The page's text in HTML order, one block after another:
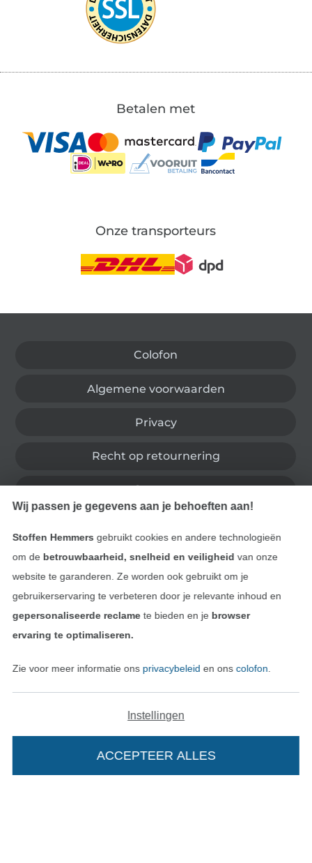
Betalen met
Onze transporteurs
Colofon
Algemene voorwaarden
Privacy
Recht op retournering
Contact
Vind meer inspiratie
Nederlands
Wissel naar deFrançais
Wissel naar de
Wij passen je gegevens aan je behoeften aan!
Stoffen Hemmers gebruikt cookies en andere technologieën
om de betrouwbaarheid, snelheid en veiligheid van onze
website te garanderen. Ze worden ook gebruikt om je
gebruikerservaring te verbeteren door je relevante inhoud en
gepersonaliseerde reclamete bieden en je browser
ervaring te optimaliseren.
Zie voor meer informatie ons privacybeleid en ons colofon
Instellingen
ACCEPTEER ALLES